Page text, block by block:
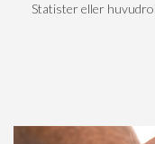
Statister eller